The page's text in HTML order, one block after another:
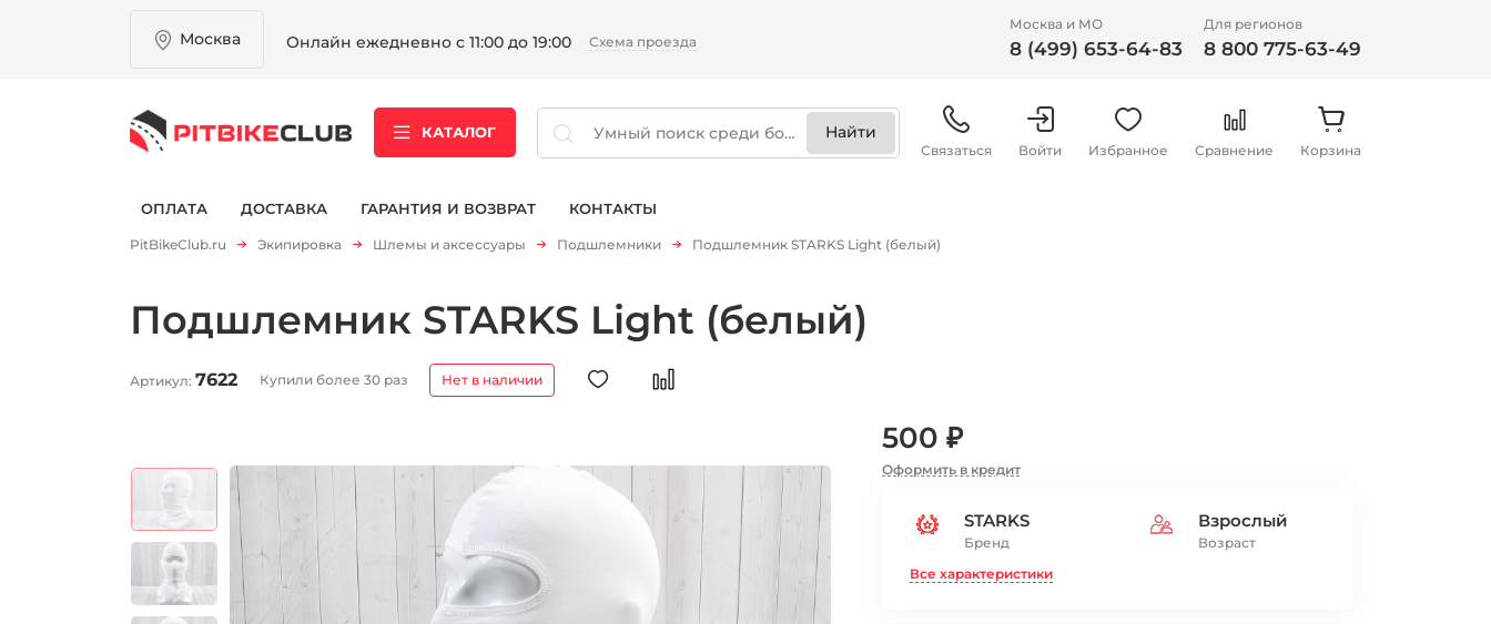
Москва Онлайн ежедневно с 11:00 до 19:00 Схема проезда
Москва и МО
8 (499) 653-64-83
Для регионов
8 800 775-63-49
КАТАЛОГ
Связаться Войти Избранное Сравнение Корзина
ОПЛАТА ДОСТАВКА ГАРАНТИЯ И ВОЗВРАТ КОНТАКТЫ
PitBikeClub.ru Экипировка Шлемы и аксессуары Подшлемники Подшлемник STARKS Light (белый)
Подшлемник STARKS Light (белый)
Артикул: 7622 Купили более 30 раз Нет в наличии
500 ₽
Оформить в кредит
STARKS
Бренд
Взрослый
Возраст
Все характеристики